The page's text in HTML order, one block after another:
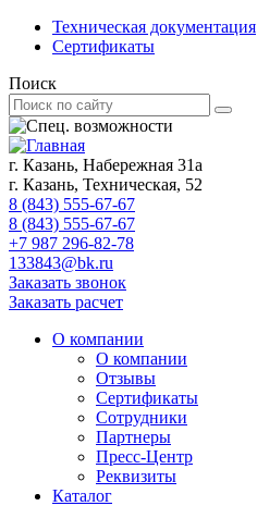
Техническая документация
Сертификаты
Поиск
г. Казань, Набережная 31а
г. Казань, Техническая, 52
8 (843) 555-67-67
8 (843) 555-67-67
+7 987 296-82-78
133843@bk.ru
Заказать звонок
Заказать расчет
О компании
О компании
Отзывы
Сертификаты
Сотрудники
Партнеры
Пресс-Центр
Реквизиты
Каталог